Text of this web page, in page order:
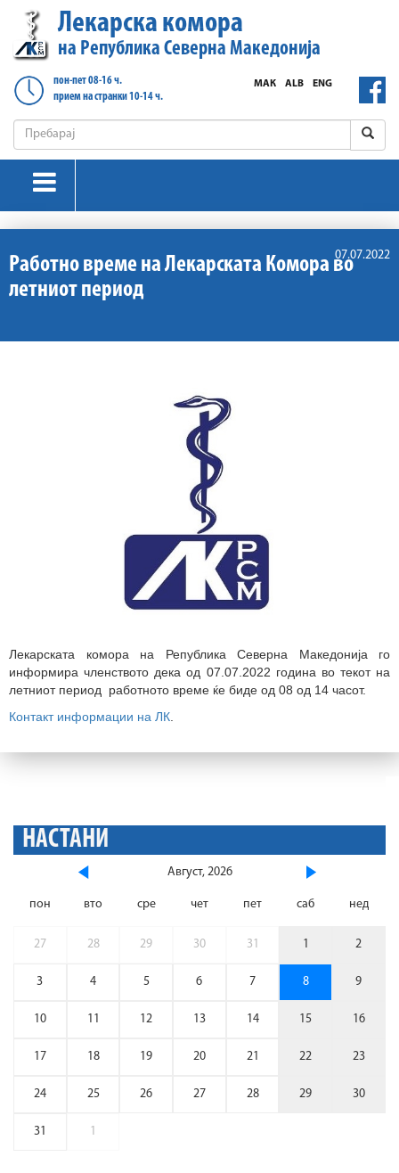
Лекарска комора
на Република Северна Македонија
пон-пет 08-16 ч.
прием на странки 10-14 ч.
ENG
ALB
МАК
07.07.2022
Работно време на Лекарската Комора во
летниот период
Лекарската комора на Република Северна Македонија го
информира членството дека од 07.07.2022 година во текот на
летниот период работното време ќе биде од 08 од 14 часот.
Контакт информации на ЛК
НАСТАНИ
Август, 2026
пон вто сре чет пет саб нед
27 28 29 30 31 1 2
3 4 5 6 7 8 9
10 11 12 13 14 15 16
17 18 19 20 21 22 23
24 25 26 27 28 29 30
31 1